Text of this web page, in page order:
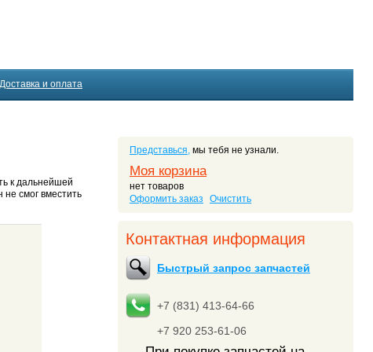
Доставка и оплата
Представься, мы тебя не узнали.
Моя корзина
нет товаров
Оформить заказ
Очистить
Контактная информация
Быстрый запрос запчастей
+7 (831) 413-64-66
+7 920 253-61-06
к дальнейшей
не смог вместить